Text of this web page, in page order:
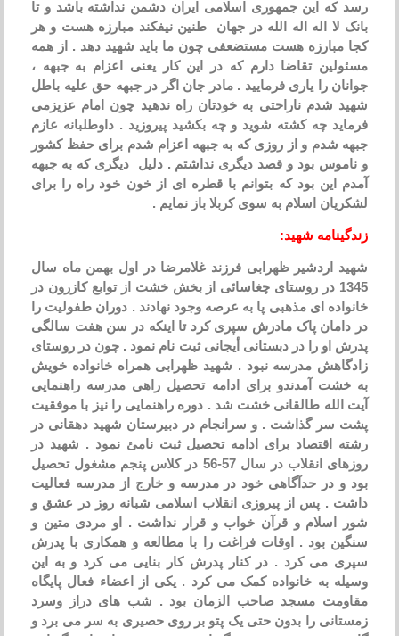
رسد که این جمهوری اسلامی ایران دشمن نداشته باشد و تا
بانک لا اله اله الله در جهان طنین نیفکند مبارزه هست و هر
کجا مبارزه هست مستضعفی چون ما باید شهید دهد . از همه
مسئولین تقاضا دارم که در این کار یعنی اعزام به جبهه ،
جوانان را یاری فرمایید . مادر جان اگر در جبهه حق علیه باطل
شهید شدم ناراحتی به خودتان راه ندهید چون امام عزیزمی
فرماید چه کشته شوید و چه بکشید پیروزید . داوطلبانه عازم
جبهه شدم و از روزی که به جبهه اعزام شدم برای حفظ کشور
و ناموس بود و قصد دیگری نداشتم . دلیل دیگری که به جبهه
آمدم این بود که بتوانم با قطره ای از خون خود راه را برای
لشکریان اسلام به سوی کربلا باز نمایم .
زندگینامه شهید:
شهید اردشیر ظهرابی فرزند غلامرضا در اول بهمن ماه سال
1345 در روستای چغاسائی از بخش خشت از توابع کازرون در
خانواده ای مذهبی پا به عرصه وجود نهادند . دوران طفولیت را
در دامان پاک مادرش سپری کرد تا اینکه در سن هفت سالگی
پدرش او را در دبستانی أیجانی ثبت نام نمود . چون در روستای
زادگاهش مدرسه نبود . شهید ظهرابی همراه خانواده خویش
به خشت آمدندو برای ادامه تحصیل راهی مدرسه راهنمایی
آیت الله طالقانی خشت شد . دوره راهنمایی را نیز با موفقیت
پشت سر گذاشت . و سرانجام در دبیرستان شهید دهقانی در
رشته اقتصاد برای ادامه تحصیل ثبت نامئ نمود . شهید در
روزهای انقلاب در سال 57-56 در کلاس پنجم مشغول تحصیل
بود و در حدآگاهی خود در مدرسه و خارج از مدرسه فعالیت
داشت . پس از پیروزی انقلاب اسلامی شبانه روز در عشق و
شور اسلام و قرآن خواب و قرار نداشت . او مردی متین و
سنگین بود . اوقات فراغت را با مطالعه و همکاری با پدرش
سپری می کرد . در کنار پدرش کار بنایی می کرد و به این
وسیله به خانواده کمک می کرد . یکی از اعضاء فعال پایگاه
مقاومت مسجد صاحب الزمان بود . شب های دراز وسرد
زمستانی را بدون حتی یک پتو بر روی حصیری به سر می برد و